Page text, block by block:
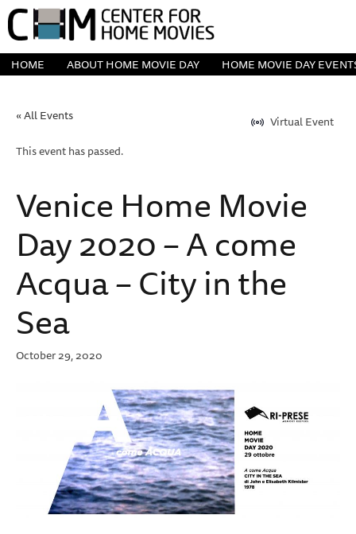
HOME ABOUT HOME MOVIE DAY HOME MOVIE DAY
« All Events
Virtual Event
This event has passed.
Venice Home Movie
Day 2020 – A come
Acqua – City in the
Sea
October 29, 2020